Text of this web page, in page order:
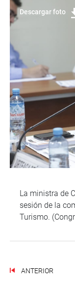
Descargar foto
La ministra de
sesión de la
Turismo.
ANTERIOR